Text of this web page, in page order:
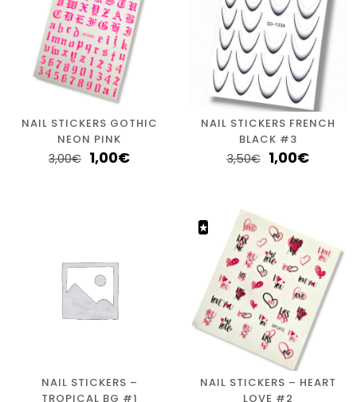
NAIL STICKERS GOTHIC
NEON PINK
3,00€ 1,00€
NAIL STICKERS FRENCH
BLACK #3
3,50€ 1,00€
NAIL STICKERS –
TROPICAL BG #1
NAIL STICKERS – HEART
LOVE #2